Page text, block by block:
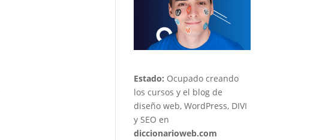
Estado: Ocupado creando
los cursos y el blog de
diseño web, WordPress, DIVI
y SEO en
diccionarioweb.com